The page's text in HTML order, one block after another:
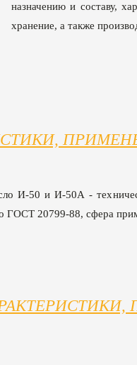
назначению и составу,
хранение, а также
И-50 и И-50А -
ГОСТ 20799-88, сфера